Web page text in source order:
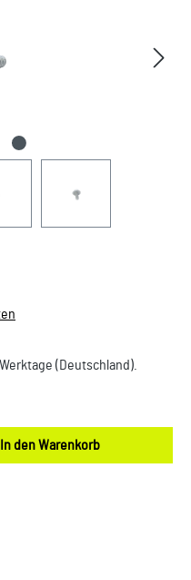
(Deutschland).
Wert ein
In den Warenkorb